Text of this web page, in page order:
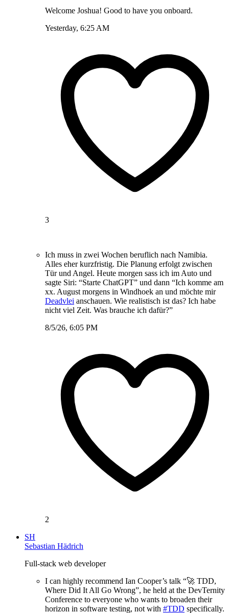
Welcome Joshua! Good to have you onboard.
Yesterday, 6:25 AM
3
Ich muss in zwei Wochen beruflich nach Namibia.
Alles eher kurzfristig. Die Planung erfolgt zwischen
Tür und Angel. Heute morgen sass ich im Auto und
sagte Siri: “Starte ChatGPT” und dann “Ich komme am
xx. August morgens in Windhoek an und möchte mir
Deadvlei anschauen. Wie realistisch ist das? Ich habe
nicht viel Zeit. Was brauche ich dafür?”
8/5/26, 6:05 PM
2
SH
Sebastian Hädrich
Full-stack web developer
I can highly recommend Ian Cooper’s talk “🚀 TDD,
Where Did It All Go Wrong”, he held at the DevTernity
Conference to everyone who wants to broaden their
horizon in software testing, not with #TDD specifically.